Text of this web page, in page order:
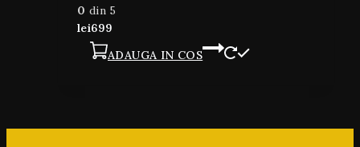
0 din 5
lei699
ADAUGA IN COS